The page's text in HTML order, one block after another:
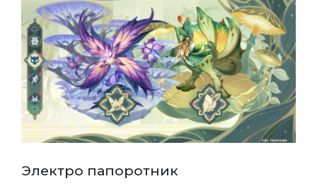
Электро папоротник